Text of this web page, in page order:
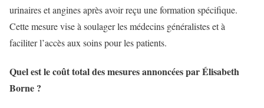
urinaires et angines après avoir reçu une formation spécifique.
Cette mesure vise à soulager les médecins généralistes et à
faciliter l’accès aux soins pour les patients.
Quel est le coût total des mesures annoncées par Élisabeth
Borne ?